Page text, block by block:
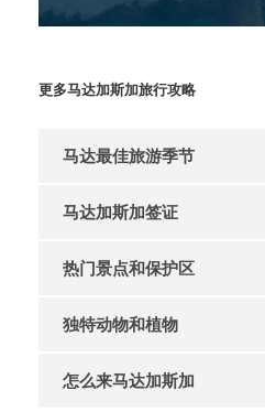
更多马达加斯加旅行攻略
马达最佳旅游季节
马达加斯加签证
热门景点和保护区
独特动物和植物
怎么来马达加斯加